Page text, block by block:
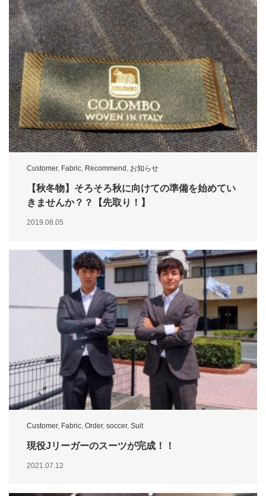
Customer, Fabric Recommend お知らせ
【秋冬物】そろそろ秋に向けての準備を始めてい
きませんか？？【先取り！】
2019.08.05
Customer, Fabric, Order, soccer, Suit
現役Jリーガーのスーツが完成！！
2021.07.12